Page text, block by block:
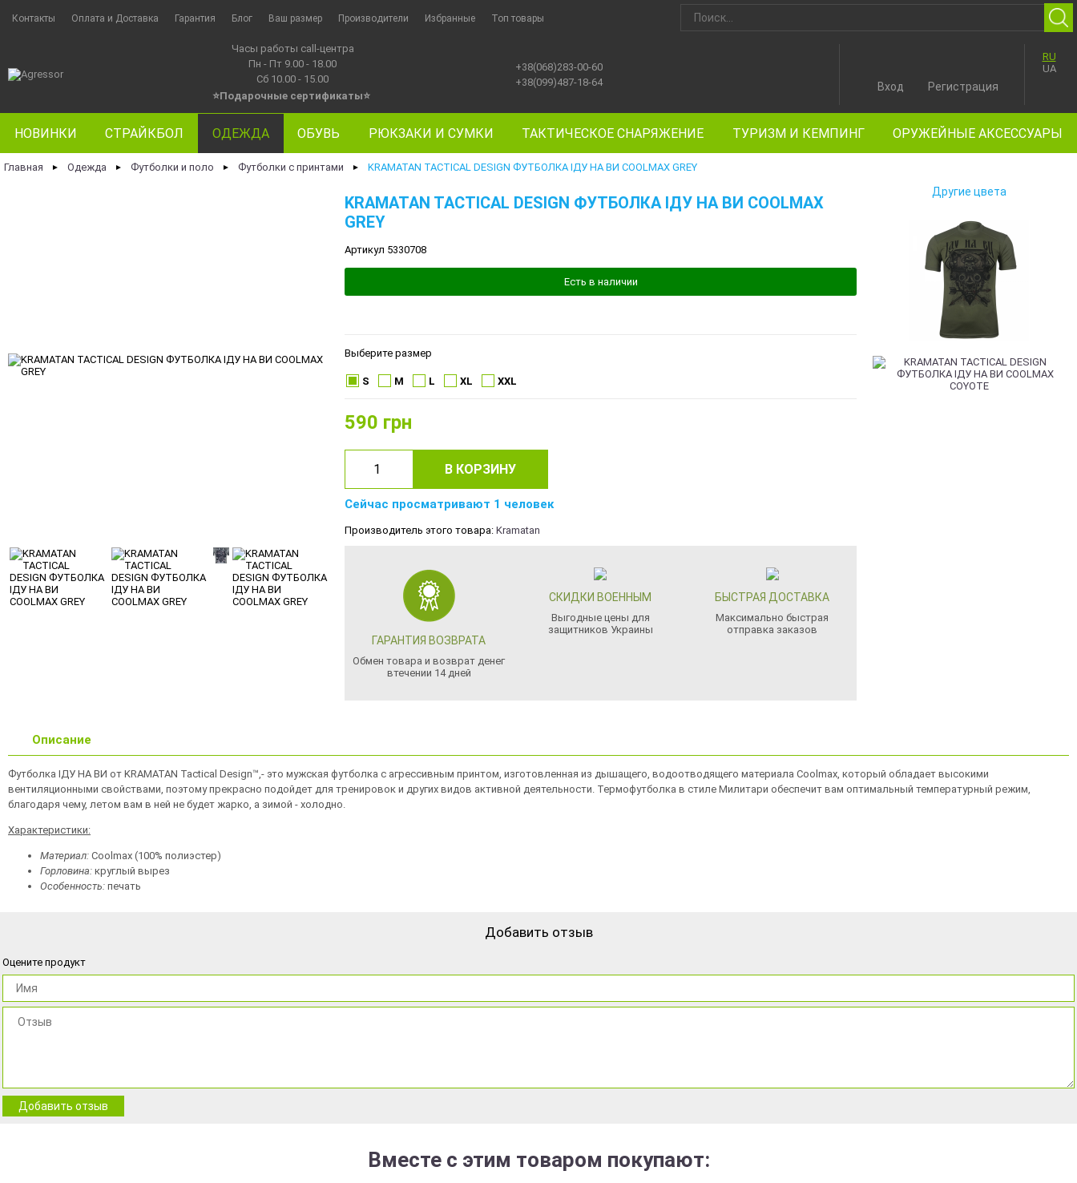
Контакты Оплата и Доставка Гарантия Блог Ваш размер Производители Избранные Топ товары
Часы работы call-центра
Пн - Пт 9.00 - 18.00
Сб 10.00 - 15.00
⭐Подарочные сертификаты⭐
+38(068)283-00-60
+38(099)487-18-64
RU
UA
Вход Регистрация
НОВИНКИ СТРАЙКБОЛ ОДЕЖДА ОБУВЬ РЮКЗАКИ И СУМКИ ТАКТИЧЕСКОЕ СНАРЯЖЕНИЕ ТУРИЗМ И КЕМПИНГ ОРУЖЕЙНЫЕ АКСЕССУАРЫ
Главная ► Одежда ► Футболки и поло ► Футболки с принтами ► KRAMATAN TACTICAL DESIGN ФУТБОЛКА ІДУ НА ВИ COOLMAX GREY
KRAMATAN TACTICAL DESIGN ФУТБОЛКА ІДУ НА ВИ COOLMAX
GREY
Артикул 5330708
Есть в наличии
Выберите размер
S M L XL XXL
590 грн
В КОРЗИНУ
Сейчас просматривают 1 человек
Производитель этого товара: Kramatan
ГАРАНТИЯ ВОЗВРАТА
Обмен товара и возврат денег
втечении 14 дней
СКИДКИ ВОЕННЫМ
Выгодные цены для
защитников Украины
БЫСТРАЯ ДОСТАВКА
Максимально быстрая
отправка заказов
Другие цвета
Описание
Футболка ІДУ НА ВИ от KRAMATAN Tactical Design™,- это мужская футболка с агрессивным принтом, изготовленная из дышащего, водоотводящего материала Coolmax, который обладает высокими
вентиляционными свойствами, поэтому прекрасно подойдет для тренировок и других видов активной деятельности. Термофутболка в стиле Милитари обеспечит вам оптимальный температурный режим,
благодаря чему, летом вам в ней не будет жарко, а зимой - холодно.
Характеристики:
Материал: Coolmax (100% полиэстер)
Горловина: круглый вырез
Особенность: печать
Добавить отзыв
Оцените продукт
Добавить отзыв
Вместе с этим товаром покупают: